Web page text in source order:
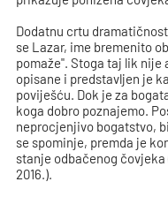
Dodatnu crtu
se Lazar, ime bremenito
pomaže". Stoga taj lik nije
opisane i predstavljen je
poviješću. Dok je za
koga dobro poznajemo.
neprocjenjivo bogatstvo,
se spominje, premda je
stanje odbačenog
2016.).